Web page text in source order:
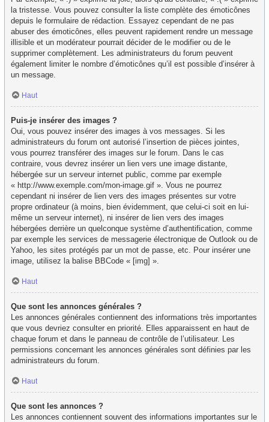
la tristesse. Vous pouvez consulter la liste complète des émoticônes
depuis le formulaire de rédaction. Essayez cependant de ne pas
abuser des émoticônes, elles peuvent rapidement rendre un message
illisible et un modérateur pourrait décider de le modifier ou de le
supprimer complètement. Les administrateurs du forum peuvent
également limiter le nombre d’émoticônes qu’il est possible d’insérer à
un message.
Haut
Puis-je insérer des images ?
Oui, vous pouvez insérer des images à vos messages. Si les
administrateurs du forum ont autorisé l’insertion de pièces jointes,
vous pourrez transférer des images sur le forum. Dans le cas
contraire, vous devrez insérer un lien vers une image distante,
hébergée sur un serveur internet public, comme par exemple
« http://www.exemple.com/mon-image.gif ». Vous ne pourrez
cependant ni insérer de lien vers des images présentes sur votre
propre ordinateur (à moins, bien évidemment, que celui-ci soit en lui-
même un serveur internet), ni insérer de lien vers des images
hébergées derrière un quelconque système d’authentification, comme
par exemple les services de messagerie électronique de Outlook ou de
Yahoo, les sites protégés par un mot de passe, etc. Pour insérer une
image, utilisez la balise BBCode « [img] ».
Haut
Que sont les annonces générales ?
Les annonces générales contiennent des informations très importantes
que vous devriez consulter en priorité. Elles apparaissent en haut de
chaque forum et dans le panneau de contrôle de l’utilisateur. Les
permissions concernant les annonces générales sont définies par les
administrateurs du forum.
Haut
Que sont les annonces ?
Les annonces contiennent souvent des informations importantes sur le